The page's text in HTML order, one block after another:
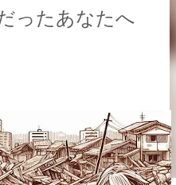
ったあなたへ